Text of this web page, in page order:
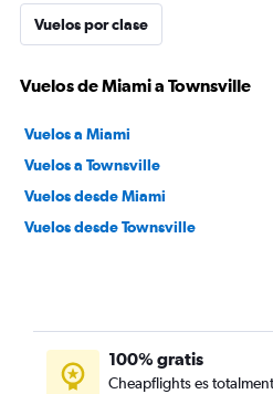
Vuelos por clase
Vuelos de Miami a Townsville
Vuelos a Miami
Vuelos a Townsville
Vuelos desde Miami
Vuelos desde Townsville
100% gratis
Cheapflights es